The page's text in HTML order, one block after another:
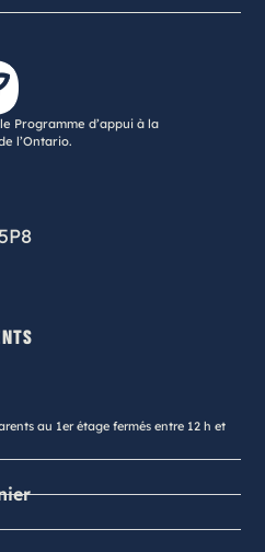
Programme d’appui à la
l’Ontario.
au 1er étage fermés entre 12 h et